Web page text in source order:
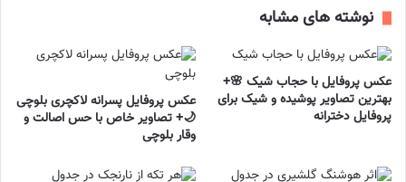
نوشته های مشابه
عکس پروفایل با حجاب شیک 🌸+
بهترین تصاویر پوشیده و شیک برای
پروفایل دخترانه
عکس پروفایل پسرانه لاکچری بلوچی
🌙+ تصاویر خاص با حس اصالت و
وقار بلوچی